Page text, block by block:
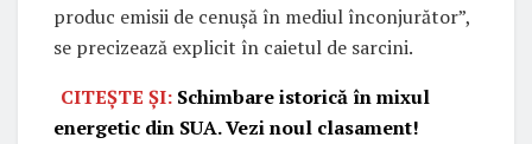
produc emisii de cenușă în mediul înconjurător”,
se precizează explicit în caietul de sarcini.
CITEȘTE ȘI: Schimbare istorică în mixul
energetic din SUA. Vezi noul clasament!